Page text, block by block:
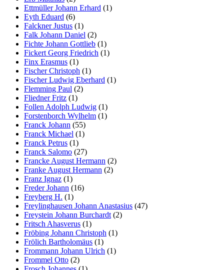
Ettmüller Johann Erhard (1)
Eyth Eduard (6)
Falckner Justus (1)
Falk Johann Daniel (2)
Fichte Johann Gottlieb (1)
Fickert Georg Friedrich (1)
Finx Erasmus (1)
Fischer Christoph (1)
Fischer Ludwig Eberhard (1)
Flemming Paul (2)
Fliedner Fritz (1)
Follen Adolph Ludwig (1)
Forstenborch Wylhelm (1)
Franck Johann (55)
Franck Michael (1)
Franck Petrus (1)
Franck Salomo (27)
Francke August Hermann (2)
Franke August Hermann (2)
Franz Ignaz (1)
Freder Johann (16)
Freyberg H. (1)
Freylinghausen Johann Anastasius (47)
Freystein Johann Burchardt (2)
Fritsch Ahasverus (1)
Fröbing Johann Christoph (1)
Frölich Bartholomäus (1)
Frommann Johann Ulrich (1)
Frommel Otto (2)